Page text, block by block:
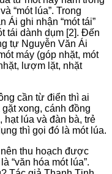
“mót lúa”. Trong
Ái ghi nhận “mót tái”
tái dành dụm [2]. Đến
tự Nguyễn Văn Ái
máy (góp nhặt, mót
lượm lặt, nhặt
cần từ điển thì ai
xong, cánh đồng
hạt lúa và đàn bà, trẻ
thì gọi đó là mót lúa.
nên thu hoạch được
“văn hóa mót lúa”.